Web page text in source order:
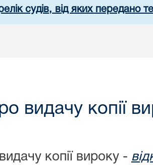
судів, від яких передано
видачу копії
копії вироку -